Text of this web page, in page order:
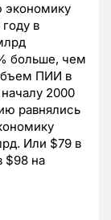
экономику
в
больше, чем
ПИИ в
2000
равнялись
Или $79 в
$98 на